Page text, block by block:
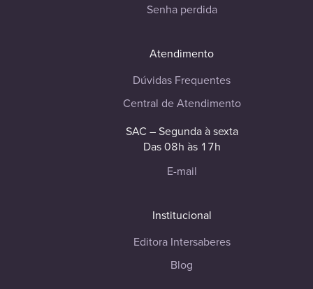
Senha perdida
Atendimento
Dúvidas Frequentes
Central de Atendimento
SAC – Segunda à sexta
Das 08h às 17h
E-mail
Institucional
Editora Intersaberes
Blog